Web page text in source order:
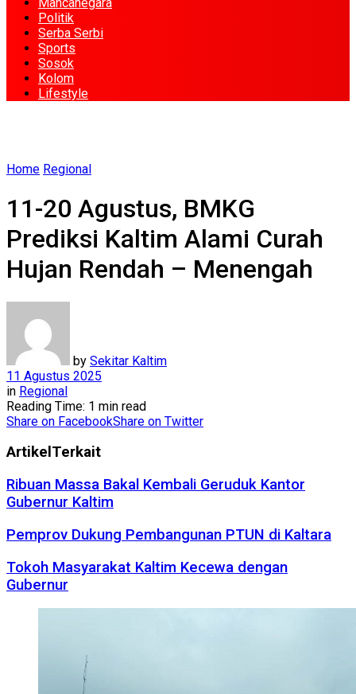
Politik
Serba Serbi
Sports
Sosok
Kolom
Lifestyle
Home Regional
11-20 Agustus, BMKG
Prediksi Kaltim Alami Curah
Hujan Rendah – Menengah
by Sekitar Kaltim
11 Agustus 2025
in Regional
Reading Time: 1 min read
Share on FacebookShare on Twitter
Artikel Terkait
Ribuan Massa Bakal Kembali Geruduk Kantor
Gubernur Kaltim
Pemprov Dukung Pembangunan PTUN di Kaltara
Tokoh Masyarakat Kaltim Kecewa dengan
Gubernur